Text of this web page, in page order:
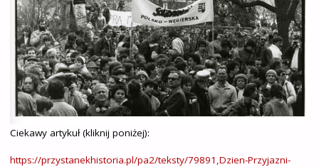
Ciekawy artykuł (kliknij poniżej):
https://przystanekhistoria.pl/pa2/teksty/79891,Dzien-Przyjazni-